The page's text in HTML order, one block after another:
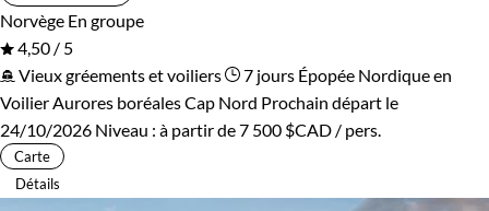
Norvège En groupe
4,50 / 5
Vieux gréements et voiliers
7 jours Épopée Nordique en
Voilier Aurores boréales Cap Nord Prochain départ le
24/10/2026 Niveau : à partir de7 500 $CAD / pers.
Carte
Détails